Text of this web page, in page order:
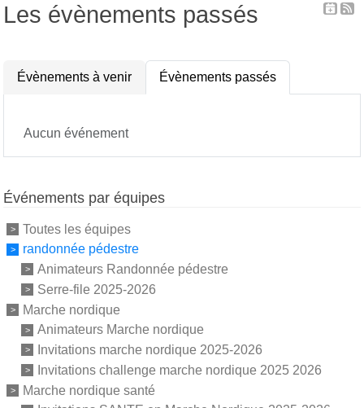
Les évènements passés
Évènements à venir Évènements passés
Aucun événement
Événements par équipes
Toutes les équipes
randonnée pédestre
Animateurs Randonnée pédestre
Serre-file 2025-2026
Marche nordique
Animateurs Marche nordique
Invitations marche nordique 2025-2026
Invitations challenge marche nordique 2025 2026
Marche nordique santé